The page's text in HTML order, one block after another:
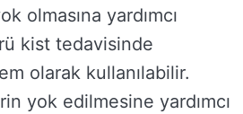
olmasına yardımcı
kist tedavisinde
olarak kullanılabilir.
yok edilmesine yardımcı